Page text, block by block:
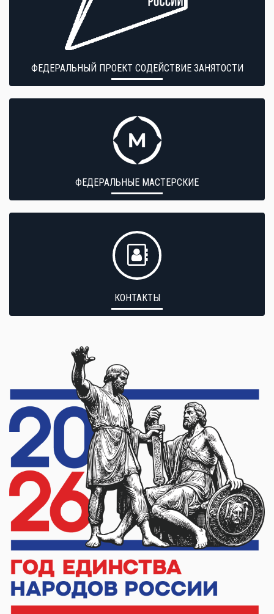
ФЕДЕРАЛЬНЫЙ ПРОЕКТ СОДЕЙСТВИЕ ЗАНЯТОСТИ
ФЕДЕРАЛЬНЫЕ МАСТЕРСКИЕ
КОНТАКТЫ